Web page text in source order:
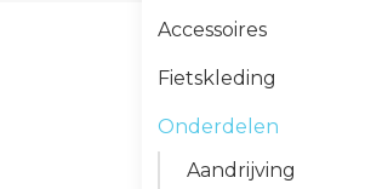
Accessoires
Fietskleding
Onderdelen
Aandrijving